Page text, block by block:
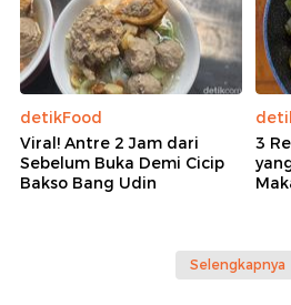
detikFood
Viral! Antre 2 Jam dari
Sebelum Buka Demi Cicip
Bakso Bang Udin
3
Selengkapnya